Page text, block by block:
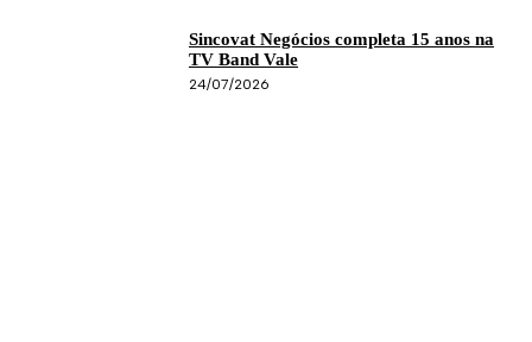
Sincovat Negócios completa 15 anos na
TV Band Vale
24/07/2026